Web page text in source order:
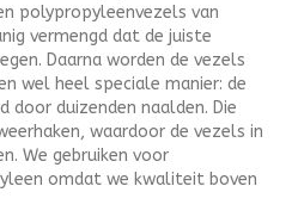
polypropyleenvezels van
vermengd dat de juiste
Daarna worden de vezels
wel heel speciale manier: de
duizenden naalden. Die
waardoor de vezels in
We gebruiken voor
omdat we kwaliteit boven